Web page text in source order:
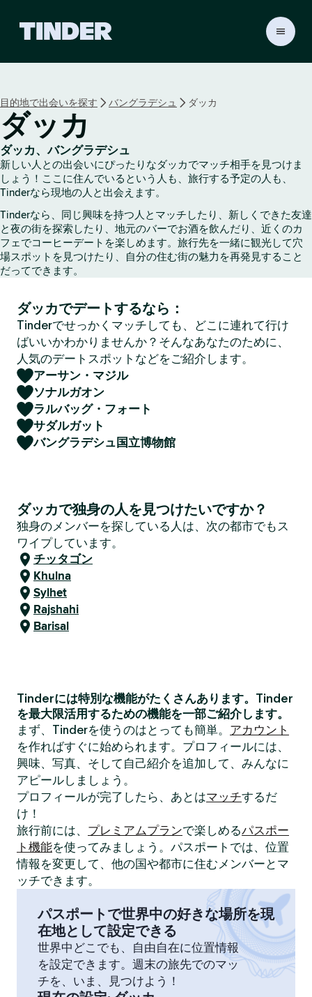
r
ム
ペ
ー
ジ
目的地で出会いを探す バングラデシュ ダッカ
ダッカ
ダッカ、バングラデシュ
新しい人との出会いにぴったりなダッカでマッチ相手を見つけま
しょう！ここに住んでいるという人も、旅行する予定の人も、
Tinderなら現地の人と出会えます。
Tinderなら、同じ興味を持つ人とマッチしたり、新しくできた友達
と夜の街を探索したり、地元のバーでお酒を飲んだり、近くのカ
フェでコーヒーデートを楽しめます。旅行先を一緒に観光して穴
場スポットを見つけたり、自分の住む街の魅力を再発見すること
だってできます。
ダッカでデートするなら：
Tinderでせっかくマッチしても、どこに連れて行け
ばいいかわかりませんか？そんなあなたのために、
人気のデートスポットなどをご紹介します。
アーサン・マジル
ソナルガオン
ラルバッグ・フォート
サダルガット
バングラデシュ国立博物館
ダッカで独身の人を見つけたいですか？
独身のメンバーを探している人は、次の都市でもス
ワイプしています。
チッタゴン
Khulna
Sylhet
Rajshahi
Barisal
Tinderには特別な機能がたくさんあります。Tinder
を最大限活用するための機能を一部ご紹介します。
まず、Tinderを使うのはとっても簡単。 アカウント
を作ればすぐに始められます。プロフィールには、
興味、写真、そして自己紹介を追加して、みんなに
アピールしましょう。
プロフィールが完了したら、あとはマッチするだ
け！
旅行前には、 プレミアムプランで楽しめるパスポー
ト機能を使ってみましょう。パスポートでは、位置
情報を変更して、他の国や都市に住むメンバーとマ
ッチできます。
パスポートで世界中の好きな場所を現
在地として設定できる
世界中どこでも、自由自在に位置情報
を設定できます。週末の旅先でのマッ
チを、いま、見つけよう！